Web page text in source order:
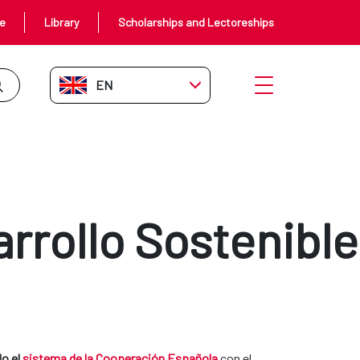
Library Scholarships and Lectoreships
EN-GB Open menu
Sostenible